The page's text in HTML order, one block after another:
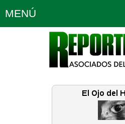
MENÚ
Política Opinión
Planeta Tierra
Educación